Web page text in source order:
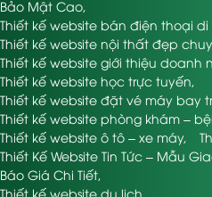
Bảo Mật Cao
Thiết kế website bán điện thoại
Thiết kế website nội thất đẹp
Thiết kế website giới thiệu doanh
Thiết kế website học trực tuyến
Thiết kế website đặt vé máy bay
Thiết kế website phòng khám –
Thiết kế website ô tô – xe máy,
Thiết Kế Website Tin Tức – Mẫu
Báo Giá Chi Tiết
Thiết kế website du lịch